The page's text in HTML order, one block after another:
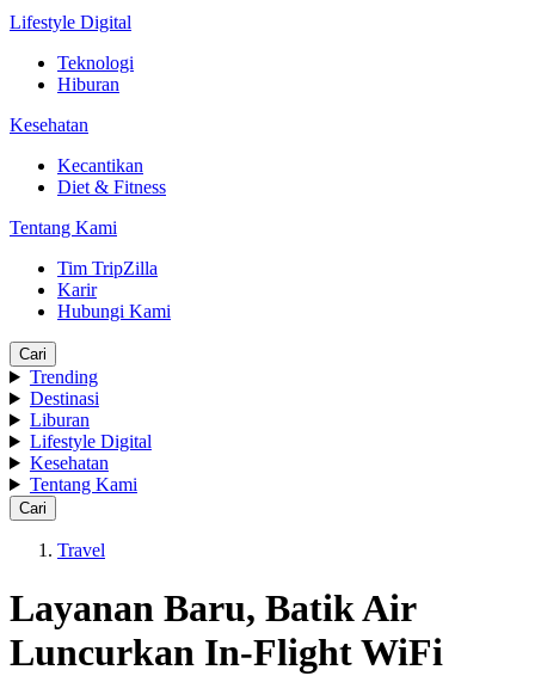
Lifestyle Digital
Teknologi
Hiburan
Kesehatan
Kecantikan
Diet & Fitness
Tentang Kami
Tim TripZilla
Karir
Hubungi Kami
Cari
Trending
Destinasi
Liburan
Lifestyle Digital
Kesehatan
Tentang Kami
Cari
Travel
Layanan Baru, Batik Air
Luncurkan In-Flight WiFi